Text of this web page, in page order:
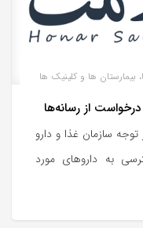
ها و کلینیک ها
درخواست از رسانه‌ها
توجه سازمان غذا و دارو
به داروهای مورد